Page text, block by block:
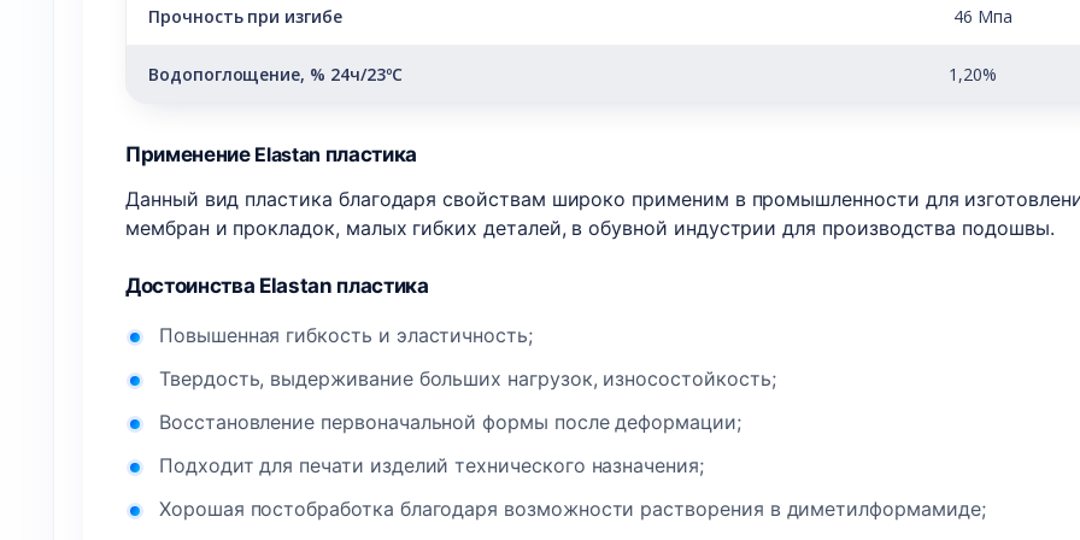
Прочность при изгибе 46 Мпа
Водопоглощение, % 24ч/23ºC 1,20%
Применение Elastan пластика
Данный вид пластика благодаря свойствам широко применим в промышленности для
мембран и прокладок, малых гибких деталей, в обувной индустрии для производства подошвы.
Достоинства Elastan пластика
Повышенная гибкость и эластичность;
Твердость, выдерживание больших нагрузок, износостойкость;
Восстановление первоначальной формы после деформации;
Подходит для печати изделий технического назначения;
Хорошая постобработка благодаря возможности растворения в диметилформамиде;